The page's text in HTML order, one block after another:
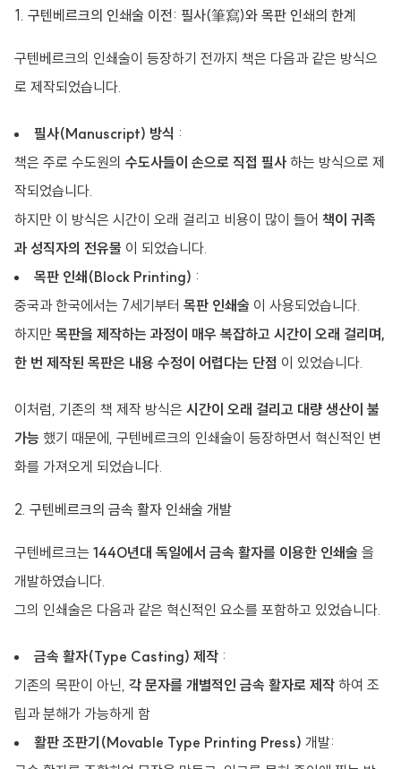
1. 구텐베르크의 인쇄술 이전: 필사(筆寫)와 목판 인쇄의 한계
구텐베르크의 인쇄술이 등장하기 전까지 책은 다음과 같은 방식으
로 제작되었습니다.
필사(Manuscript) 방식 :
책은 주로 수도원의 수도사들이 손으로 직접 필사 하는 방식으로 제
작되었습니다.
하지만 이 방식은 시간이 오래 걸리고 비용이 많이 들어 책이 귀족
과 성직자의 전유물 이 되었습니다.
목판 인쇄(Block Printing) :
중국과 한국에서는 7세기부터 목판 인쇄술 이 사용되었습니다.
하지만 목판을 제작하는 과정이 매우 복잡하고 시간이 오래 걸리며,
한 번 제작된 목판은 내용 수정이 어렵다는 단점 이 있었습니다.
이처럼, 기존의 책 제작 방식은 시간이 오래 걸리고 대량 생산이 불
가능 했기 때문에, 구텐베르크의 인쇄술이 등장하면서 혁신적인 변
화를 가져오게 되었습니다.
2. 구텐베르크의 금속 활자 인쇄술 개발
구텐베르크는 1440년대 독일에서 금속 활자를 이용한 인쇄술 을
개발하였습니다.
그의 인쇄술은 다음과 같은 혁신적인 요소를 포함하고 있었습니다.
금속 활자(Type Casting) 제작 :
기존의 목판이 아닌, 각 문자를 개별적인 금속 활자로 제작 하여 조
립과 분해가 가능하게 함
활판 조판기(Movable Type Printing Press) 개발: